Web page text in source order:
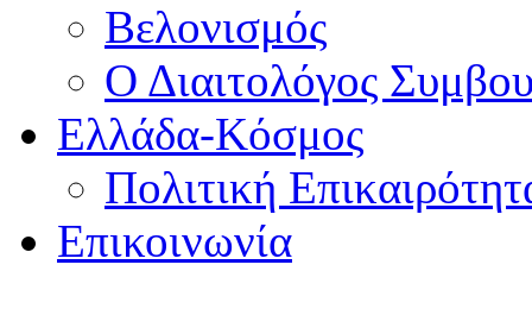
Βελονισμός
Ο Διαιτολόγος
Ελλάδα-Κόσμος
Πολιτική
Επικοινωνία